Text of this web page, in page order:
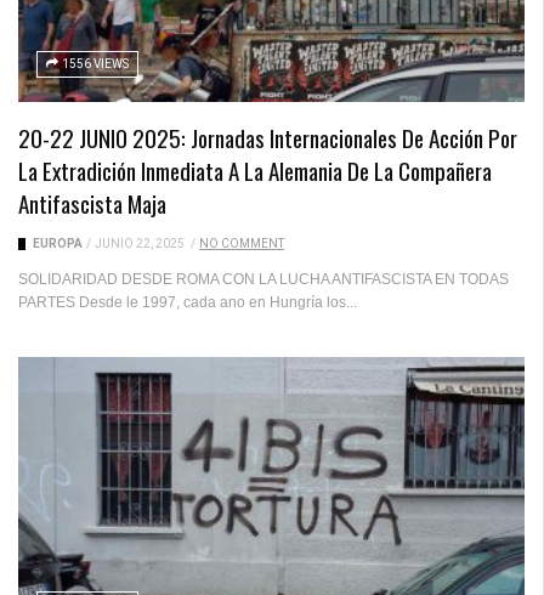
1556 VIEWS
20-22 JUNIO 2025: Jornadas Internacionales De Acción Por
La Extradición Inmediata A La Alemania De La Compañera
Antifascista Maja
EUROPA / JUNIO 22, 2025 / NO COMMENT
SOLIDARIDAD DESDE ROMA CON LA LUCHA ANTIFASCISTA EN TODAS
PARTES Desde le 1997, cada ano en Hungría los...